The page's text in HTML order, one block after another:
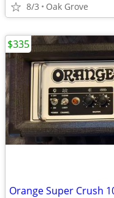
8/3 Oak Grove
Orange Super Crush
$335